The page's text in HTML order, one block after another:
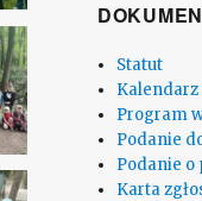
Statut
Program
Podanie
Podanie o
Karta